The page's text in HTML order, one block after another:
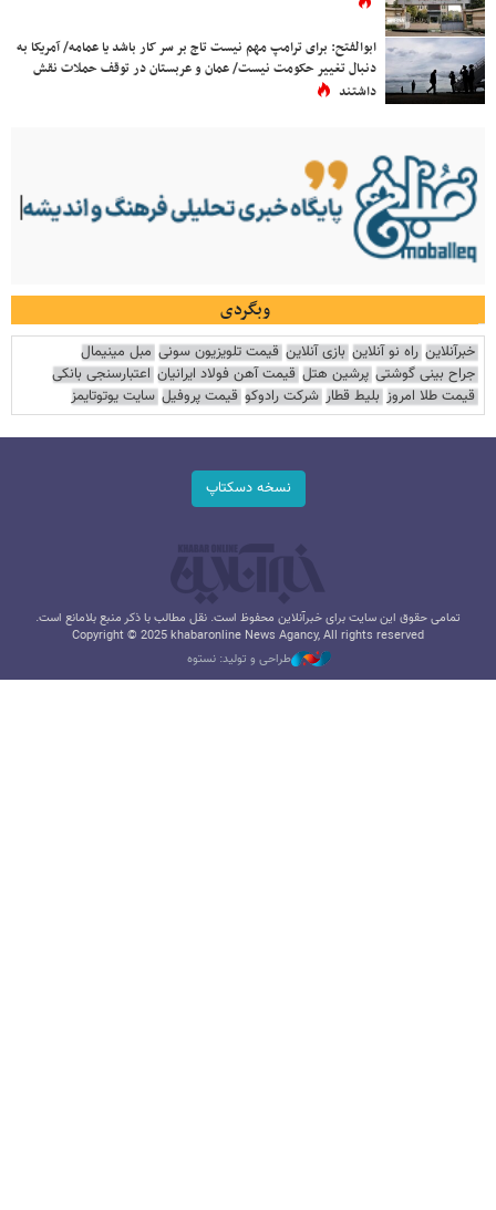
ابوالفتح: برای ترامپ مهم نیست تاج بر سر کار باشد یا عمامه/ آمریکا به
دنبال تغییر حکومت نیست/ عمان و عربستان در توقف حملات نقش
داشتند
وبگردی
خبرآنلاین راه نو آنلاین بازی آنلاین قیمت تلویزیون سونی مبل مینیمال
جراح بینی گوشتی پرشین هتل قیمت آهن فولاد ایرانیان اعتبارسنجی بانکی
قیمت طلا امروز بلیط قطار شرکت رادوکو قیمت پروفیل سایت یوتوتایمز
نسخه دسکتاپ
تمامی حقوق این سایت برای خبرآنلاین محفوظ است. نقل مطالب با ذکر منبع بلامانع است.
Copyright © 2025 khabaronline News Agancy, All rights reserved
طراحی و تولید: نستوه